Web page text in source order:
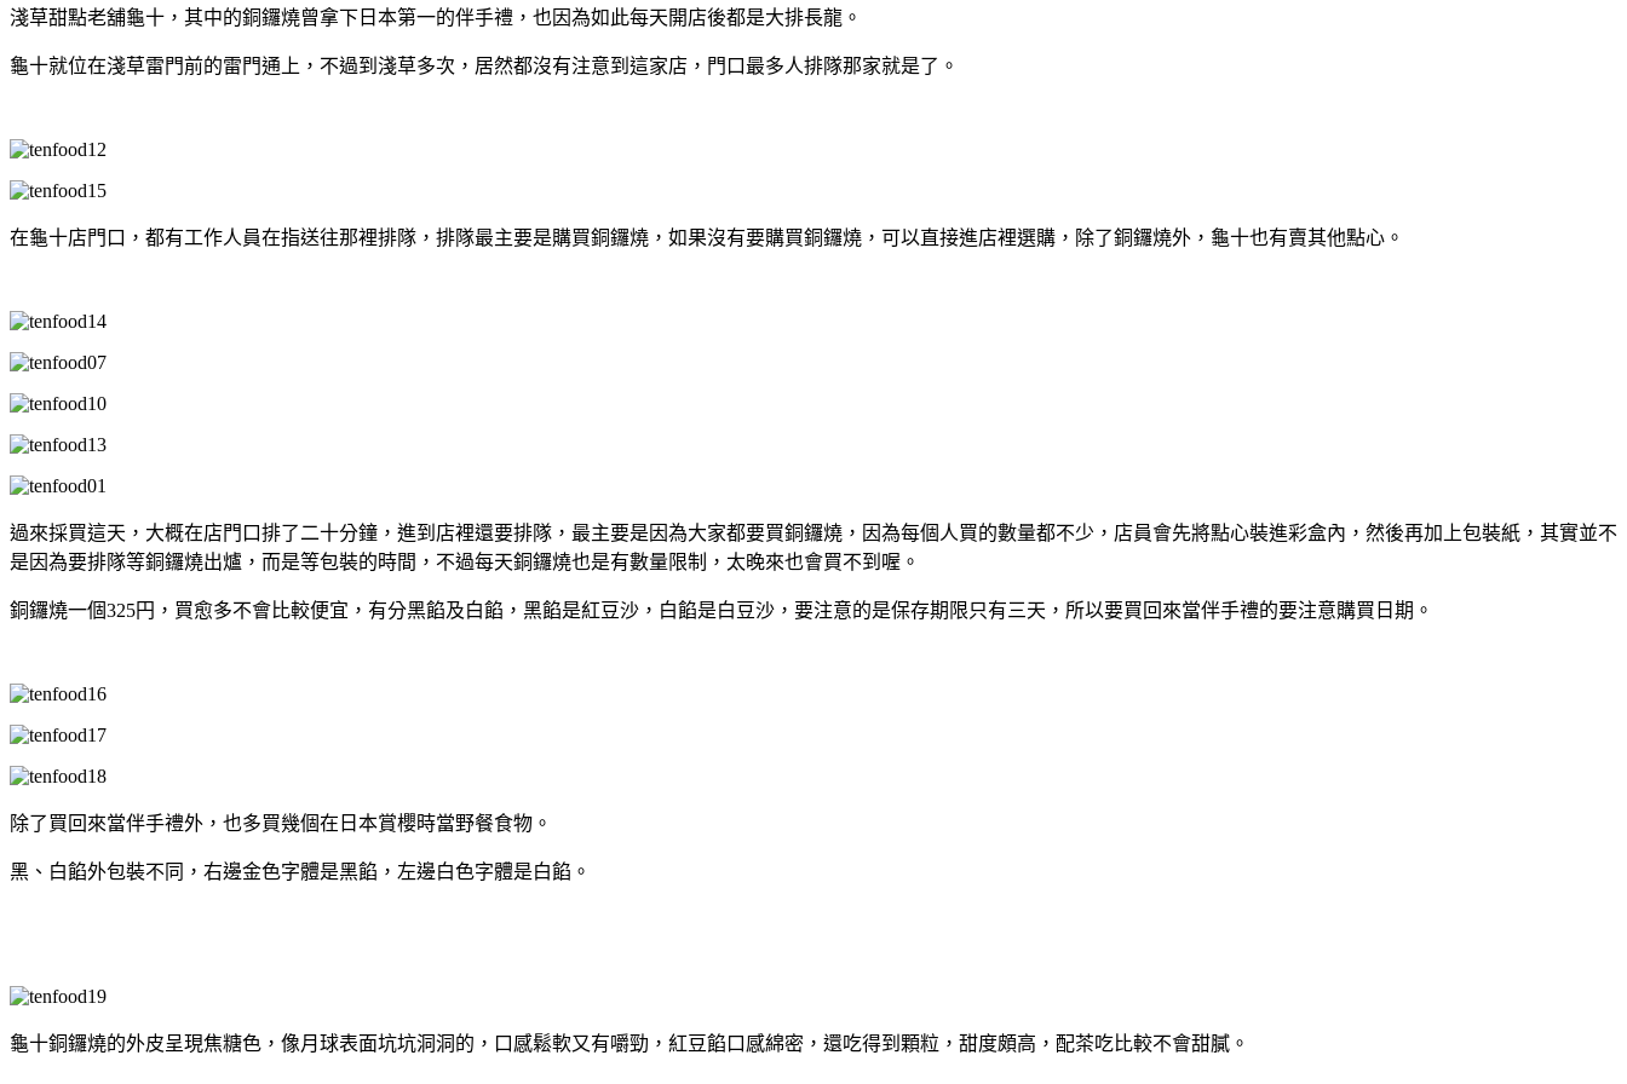
淺草甜點老舖龜十，其中的銅鑼燒曾拿下日本第一的伴手禮，也因為如此每天開店後都是大排長龍。
龜十就位在淺草雷門前的雷門通上，不過到淺草多次，居然都沒有注意到這家店，門口最多人排隊那家就是了。
在龜十店門口，都有工作人員在指送往那裡排隊，排隊最主要是購買銅鑼燒，如果沒有要購買銅鑼燒，可以直接進店裡選購，除了銅鑼燒外，龜十也有賣其他點心。
過來採買這天，大概在店門口排了二十分鐘，進到店裡還要排隊，最主要是因為大家都要買銅鑼燒，因為每個人買的數量都不少，店員會先將點心裝進彩盒內，然後再加上包裝紙，其實並不
是因為要排隊等銅鑼燒出爐，而是等包裝的時間，不過每天銅鑼燒也是有數量限制，太晚來也會買不到喔。
銅鑼燒一個325円，買愈多不會比較便宜，有分黑餡及白餡，黑餡是紅豆沙，白餡是白豆沙，要注意的是保存期限只有三天，所以要買回來當伴手禮的要注意購買日期。
除了買回來當伴手禮外，也多買幾個在日本賞櫻時當野餐食物。
黑、白餡外包裝不同，右邊金色字體是黑餡，左邊白色字體是白餡。
龜十銅鑼燒的外皮呈現焦糖色，像月球表面坑坑洞洞的，口感鬆軟又有嚼勁，紅豆餡口感綿密，還吃得到顆粒，甜度頗高，配茶吃比較不會甜膩。